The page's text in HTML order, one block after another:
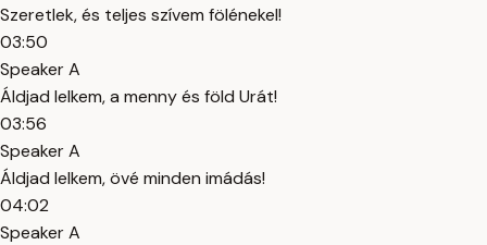
Szeretlek, és teljes szívem fölénekel!
03:50
Speaker A
Áldjad lelkem, a menny és föld Urát!
03:56
Speaker A
Áldjad lelkem, övé minden imádás!
04:02
Speaker A